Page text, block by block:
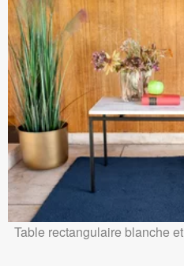
Table rectangulaire blanche